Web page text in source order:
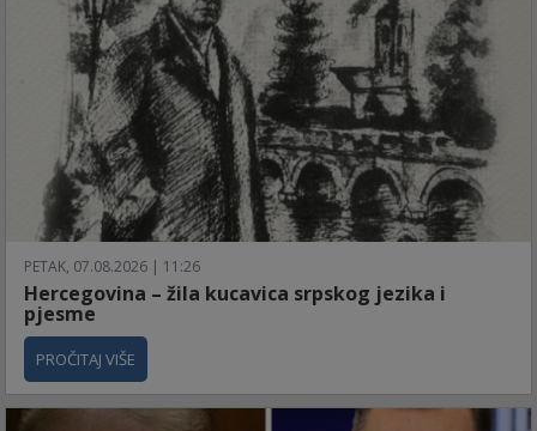
PETAK, 07.08.2026 | 11:26
Hercegovina – žila kucavica srpskog jezika i
pjesme
PROČITAJ VIŠE